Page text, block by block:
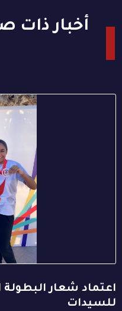
أخبار ذات
اعتماد شعار البطولة
للسيدات